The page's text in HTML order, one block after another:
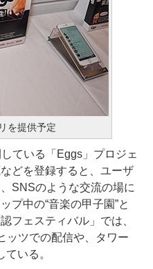
を提供予定
ている「Eggs」プロジェ
どを登録すると、ユーザ
SNSのような交流の場に
プ中の“音楽の甲子園”と
フェスティバル」では、
ッツでの配信や、タワー
いる。